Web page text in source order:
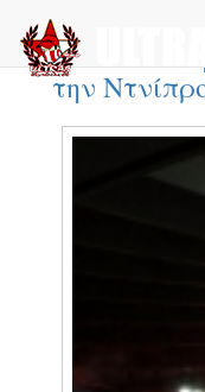
Πέμπτη, 26 Φεβρουαρίου
την